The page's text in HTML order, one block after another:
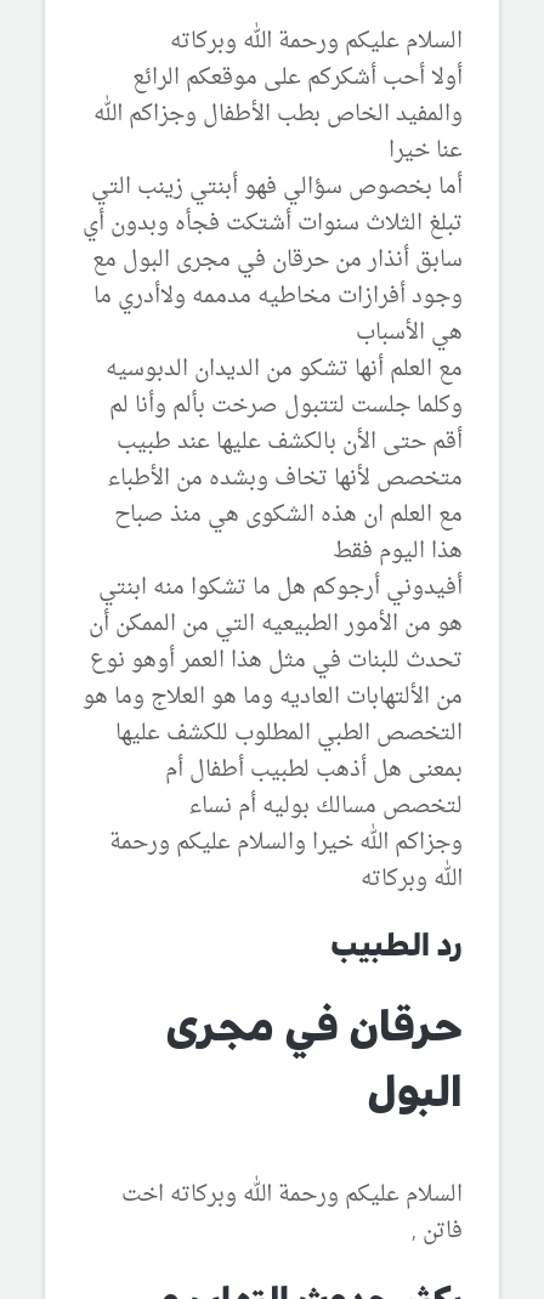
السلام عليكم ورحمة الله وبركاته
أولا أحب أشكركم على موقعكم الرائع
والمفيد الخاص بطب الأطفال وجزاكم الله
عنا خيرا
أما بخصوص سؤالي فهو أبنتي زينب التي
تبلغ الثلاث سنوات أشتكت فجأه وبدون أي
سابق أنذار من حرقان في مجرى البول مع
وجود أفرازات مخاطيه مدممه ولاأدري ما
هي الأسباب
مع العلم أنها تشكو من الديدان الدبوسيه
وكلما جلست لتتبول صرخت بألم وأنا لم
أقم حتى الأن بالكشف عليها عند طبيب
متخصص لأنها تخاف وبشده من الأطباء
مع العلم ان هذه الشكوى هي منذ صباح
هذا اليوم فقط
أفيدوني أرجوكم هل ما تشكوا منه ابنتي
هو من الأمور الطبيعيه التي من الممكن أن
تحدث للبنات في مثل هذا العمر أوهو نوع
من الألتهابات العاديه وما هو العلاج وما هو
التخصص الطبي المطلوب للكشف عليها
بمعنى هل أذهب لطبيب أطفال أم
لتخصص مسالك بوليه أم نساء
وجزاكم الله خيرا والسلام عليكم ورحمة
الله وبركاته
رد الطبيب
حرقان في مجرى
البول
السلام عليكم ورحمة الله وبركاته اخت
فاتن ,